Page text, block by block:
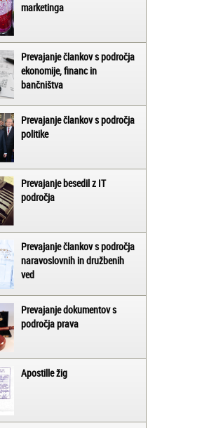
marketinga
Prevajanje člankov s področja
ekonomije, financ in
bančništva
Prevajanje člankov s področja
politike
Prevajanje besedil z IT
področja
Prevajanje člankov s področja
naravoslovnih in družbenih
ved
Prevajanje dokumentov s
področja prava
Apostille žig